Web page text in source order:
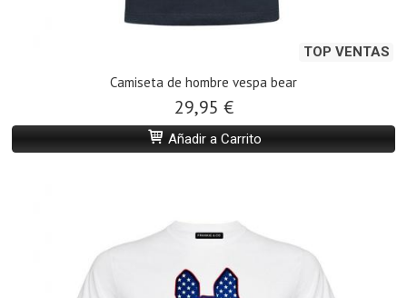
TOP VENTAS
Camiseta de hombre vespa bear
29,95 €
Añadir a Carrito